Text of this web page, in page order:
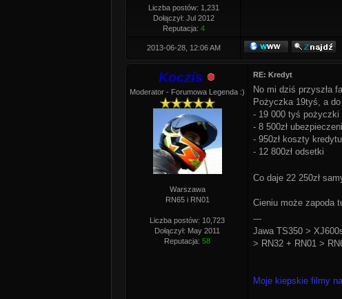
Liczba postów: 1,231
Dołączył: Jul 2012
Reputacja: 4
2013-06-28, 12:06 AM
Koczis
Moderator - Forumowa Legenda :)
Warszawa
RN65 i RN01
Liczba postów: 10,723
Dołączył: May 2011
Reputacja: 58
RE: Kredyt
No mi dziś przyszła
Pożyczka 19tyś, a do
- 19 000 tyś pożyczki
- 8 500zł
- 950zł koszty kredytu
- 12 800zł odsetki
Co daje 22 250zł
Cieniu może zapoda
---
Jawa TS350 >
> RN32 + RN01 >
Moje kiepskie filmy